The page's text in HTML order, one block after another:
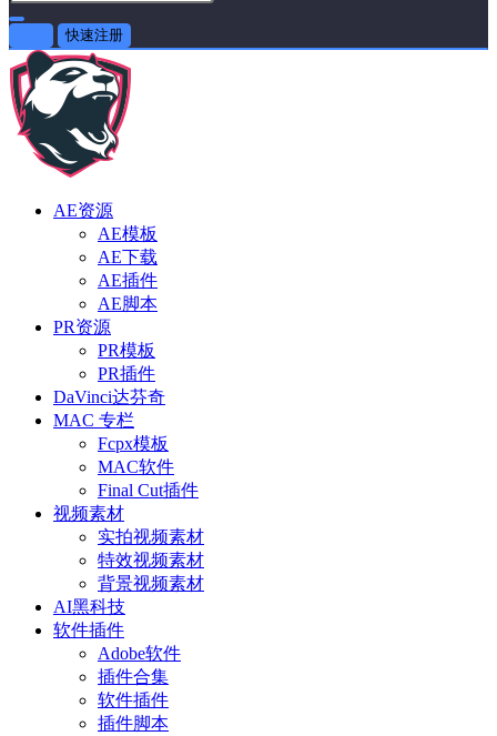
快速注册
AE资源
AE模板
AE下载
AE插件
AE脚本
PR资源
PR模板
PR插件
DaVinci达芬奇
MAC 专栏
Fcpx模板
MAC软件
Final Cut插件
视频素材
实拍视频素材
特效视频素材
背景视频素材
AI黑科技
软件插件
Adobe软件
插件合集
软件插件
插件脚本